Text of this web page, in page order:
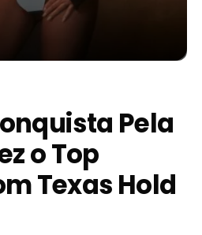
Pela
o Top
Texas Hold